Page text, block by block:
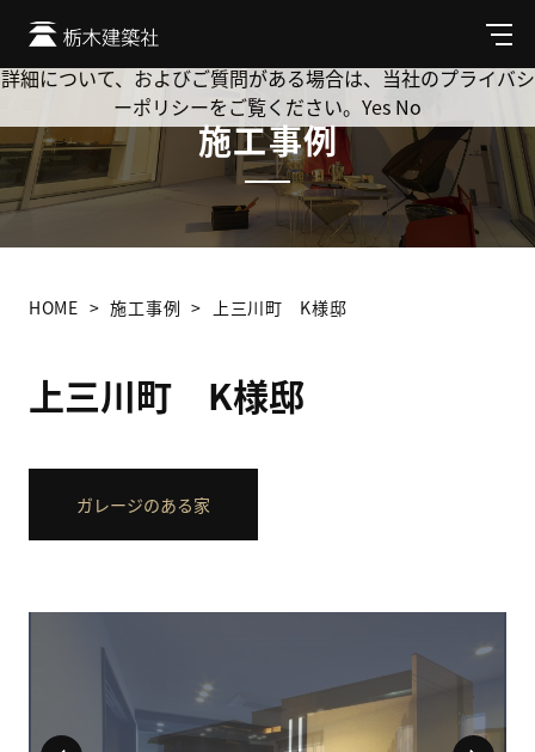
メ
ニ
ュ
施工事例
HOME 施工事例 上三川町 K様邸
上三川町 K様邸
ガレージのある家
Cookie を使用して、お客様の活動を追跡してもよろしいです
か? 当社ではお客様のプライバシーを極めて重視しています。
詳細について、およびご質問がある場合は、当社のプライバシ
ーポリシーをご覧ください。 Yes No